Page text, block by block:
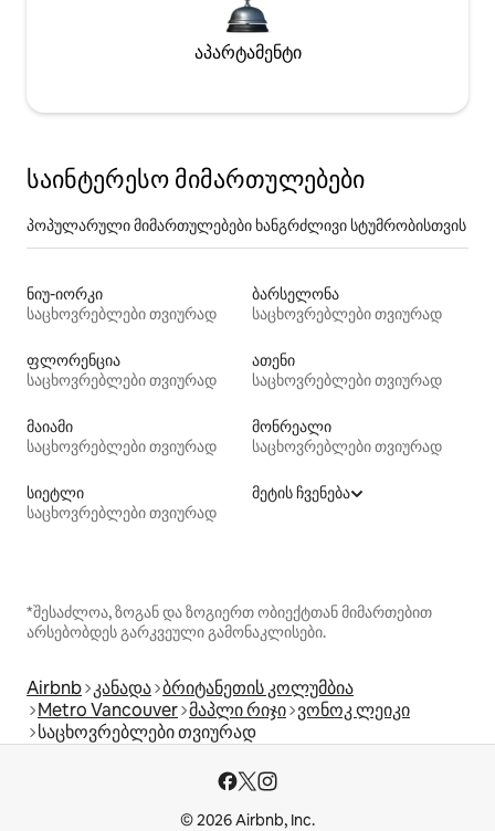
აპარტამენტი
საინტერესო მიმართულებები
პოპულარული მიმართულებები ხანგრძლივი სტუმრობისთვის
ნიუ-იორკი
საცხოვრებლები თვიურად
ბარსელონა
საცხოვრებლები თვიურად
ფლორენცია
საცხოვრებლები თვიურად
ათენი
საცხოვრებლები თვიურად
მაიამი
საცხოვრებლები თვიურად
მონრეალი
საცხოვრებლები თვიურად
სიეტლი
საცხოვრებლები თვიურად
მეტის ჩვენება
*შესაძლოა, ზოგან და ზოგიერთ ობიექტთან მიმართებით
არსებობდეს გარკვეული გამონაკლისები.
Airbnb კანადა ბრიტანეთის კოლუმბია
Metro Vancouver მაპლი რიჯი ვონოკ ლეიკი
საცხოვრებლები თვიურად
© 2026 Airbnb, Inc.